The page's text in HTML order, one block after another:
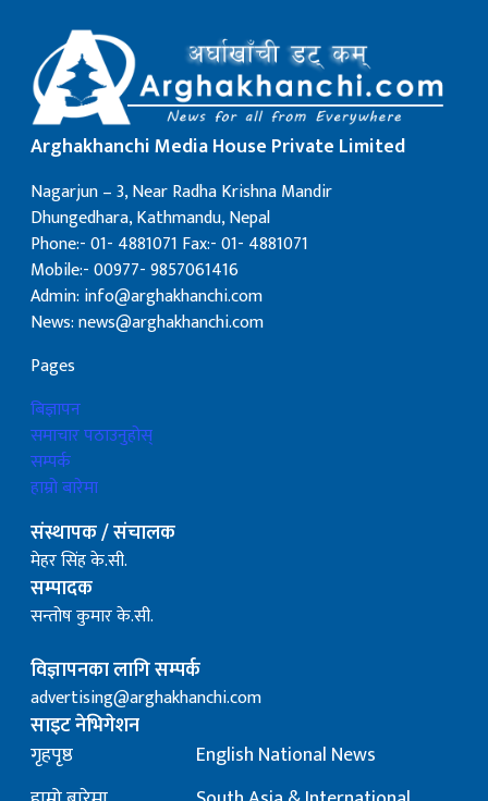
Arghakhanchi Media House Private Limited
Nagarjun – 3, Near Radha Krishna Mandir
Dhungedhara, Kathmandu, Nepal
Phone:- 01- 4881071 Fax:- 01- 4881071
Mobile:- 00977- 9857061416
Admin: info@arghakhanchi.com
News: news@arghakhanchi.com
Pages
बिज्ञापन
समाचार पठाउनुहोस्
सम्पर्क
हाम्रो बारेमा
संस्थापक / संचालक
मेहर सिंह के.सी.
सम्पादक
सन्तोष कुमार के.सी.
विज्ञापनका लागि सम्पर्क
advertising@arghakhanchi.com
साइट नेभिगेशन
गृहपृष्ठ
English National News